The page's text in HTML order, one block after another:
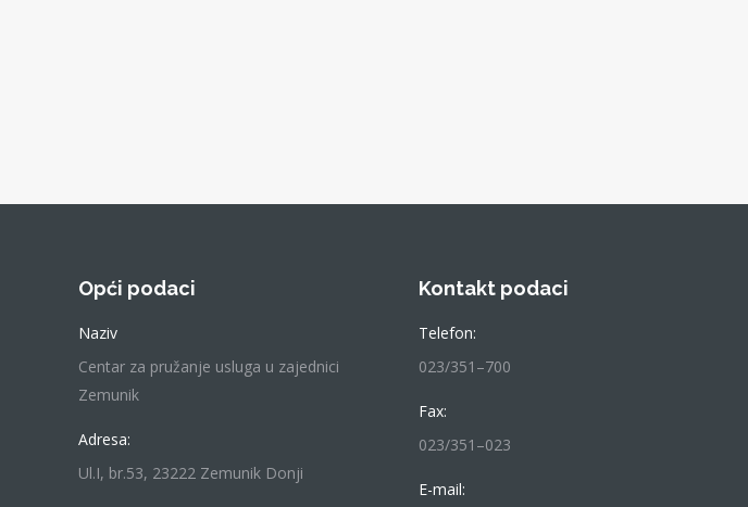
Opći podaci
Naziv
Centar za pružanje usluga u zajednici
Zemunik
Adresa:
Ul.I, br.53, 23222 Zemunik Donji
Kontakt podaci
Telefon:
023/351–700
Fax:
023/351–023
E-mail: